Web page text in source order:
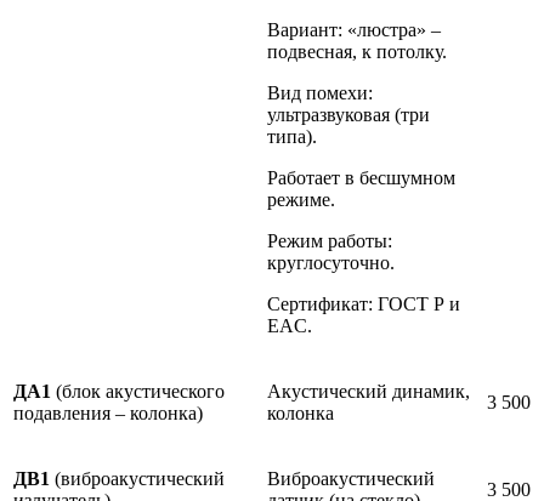
Вариант: «люстра» –
подвесная, к потолку.
Вид помехи:
ультразвуковая (три
типа).
Работает в бесшумном
режиме.
Режим работы:
круглосуточно.
Сертификат: ГОСТ Р и
EAC.
ДА1 (блок акустического
подавления – колонка)
Акустический динамик,
колонка
3 500
ДВ1 (виброакустический
Виброакустический
3 500